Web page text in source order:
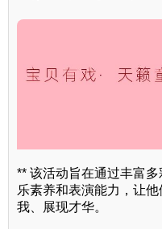
** 该活动旨在通过丰富
乐素养和表演能力，让
我、展现才华。